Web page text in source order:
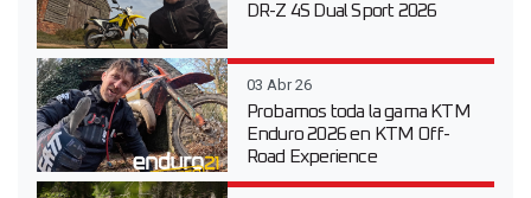
DR-Z 4S Dual Sport 2026
03 Abr 26
Probamos toda la gama KTM
Enduro 2026 en KTM Off-
Road Experience